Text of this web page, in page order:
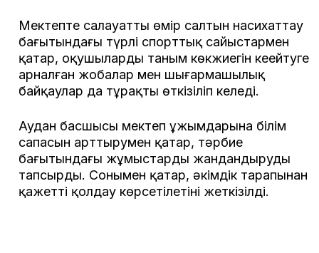
Мектепте салауатты өмір салтын насихаттау
бағытындағы түрлі спорттық сайыстармен
қатар, оқушылардың таным көкжиегін кеңейтуге
арналған жобалар мен шығармашылық
байқаулар да тұрақты өткізіліп келеді.
Аудан басшысы мектеп ұжымдарына білім
сапасын арттырумен қатар, тәрбие
бағытындағы жұмыстарды жандандыруды
тапсырды. Сонымен қатар, әкімдік тарапынан
қажетті қолдау көрсетілетіні жеткізілді.